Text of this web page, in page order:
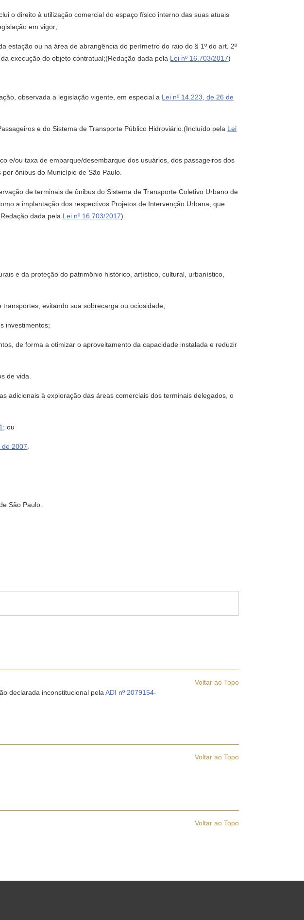
o direito à utilização comercial do espaço físico interno das suas atuais
em vigor;
estação ou na área de abrangência do perímetro do raio do § 1º do art. 2º
execução do objeto contratual;(Redação dada pela Lei nº 16.703/2017)
observada a legislação vigente, em especial a Lei nº 14.223, de 26 de
e do Sistema de Transporte Público Hidroviário.(Incluído pela Lei
e/ou taxa de embarque/desembarque dos usuários, dos passageiros dos
ônibus do Município de São Paulo.
de terminais de ônibus do Sistema de Transporte Coletivo Urbano de
a implantação dos respectivos Projetos de Intervenção Urbana, que
dada pela Lei nº 16.703/2017)
e da proteção do patrimônio histórico, artístico, cultural, urbanístico,
evitando sua sobrecarga ou ociosidade;
investimentos;
de forma a otimizar o aproveitamento da capacidade instalada e reduzir
de vida.
adicionais à exploração das áreas comerciais dos terminais delegados, o
; ou
de 2007
São Paulo.
Voltar ao Topo
declarada inconstitucional pelaADI nº 2079154-
Voltar ao Topo
Voltar ao Topo